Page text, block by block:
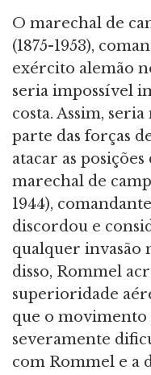
O marechal de
(1875-1953),
exército alemão
seria impossível
costa. Assim,
parte das forças
atacar as
marechal de
1944),
discordou e
qualquer invasão
disso, Rommel
superioridade
que o movimento
severamente
com Rommel e a